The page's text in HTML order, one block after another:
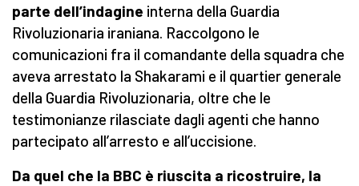
parte dell’indagine interna della Guardia
Rivoluzionaria iraniana. Raccolgono le
comunicazioni fra il comandante della squadra che
aveva arrestato la Shakarami e il quartier generale
della Guardia Rivoluzionaria, oltre che le
testimonianze rilasciate dagli agenti che hanno
partecipato all’arresto e all’uccisione.
Da quel che la BBC è riuscita a ricostruire, la